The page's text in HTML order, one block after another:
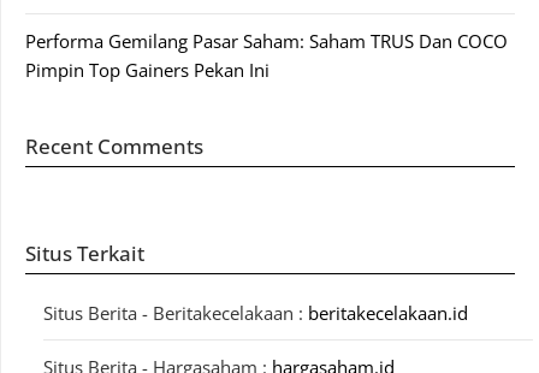
Performa Gemilang Pasar Saham: Saham TRUS Dan COCO
Pimpin Top Gainers Pekan Ini
Recent Comments
Situs Terkait
Situs Berita - Beritakecelakaan : beritakecelakaan.id
Situs Berita - Hargasaham : hargasaham.id